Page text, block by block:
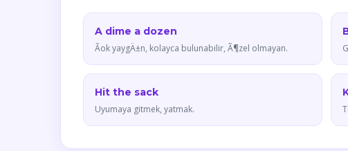
A dime a dozen
Ãok yaygÄ±n, kolayca bulunabilir, Ã¶zel olmayan.
Hit the sack
Uyumaya gitmek, yatmak.